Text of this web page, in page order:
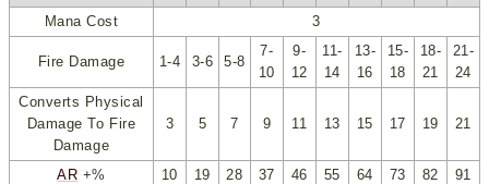
Mana Cost
3
Fire Damage 1-4 3-6 5-8
7-
10
9-
12
11-
14
13-
16
15-
18
18-
21
21-
24
Converts Physical
Damage To Fire
Damage
3 5 7 9 11 13 15 17 19 21
AR +% 10 19 28 37 46 55 64 73 82
91